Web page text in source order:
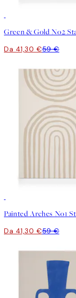
Da 41,30 €59 €
Da 41,30 €59 €